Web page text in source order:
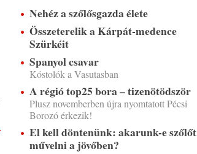
Nehéz a szőlősgazda élete
Összeterelik a Kárpát-medence
Szürkéit
Spanyol csavar
Kóstolók a Vasutasban
A régió top25 bora – tizenötödször
Plusz novemberben újra nyomtatott Pécsi
Borozó érkezik!
El kell döntenünk: akarunk-e szőlőt
művelni a jövőben?